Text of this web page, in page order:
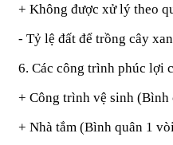
+ Không được xử lý theo
- Tỷ lệ đất để trồng cây
6. Các công trình phúc lợi
+ Công trình vệ sinh (Bình
+ Nhà tắm (Bình quân 1